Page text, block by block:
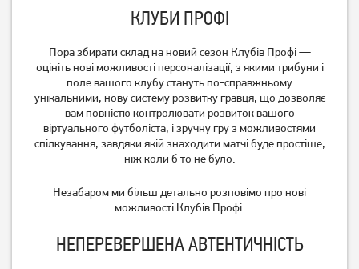
КЛУБИ ПРОФІ
Пора збирати склад на новий сезон Клубів Профі —
оцініть нові можливості персоналізації, з якими трибуни і
поле вашого клубу стануть по-справжньому
унікальними, нову систему розвитку гравця, що дозволяє
вам повністю контролювати розвиток вашого
віртуального футболіста, і зручну гру з можливостями
спілкування, завдяки якій знаходити матчі буде простіше,
ніж коли б то не було.
Незабаром ми більш детально розповімо про нові
можливості Клубів Профі.
НЕПЕРЕВЕРШЕНА АВТЕНТИЧНІСТЬ